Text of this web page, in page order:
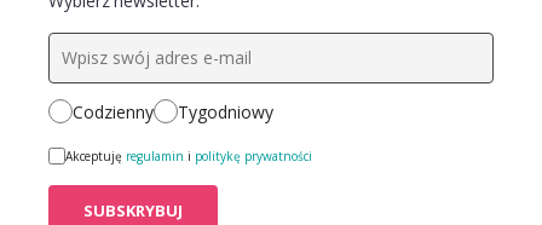
Codzienny Tygodniowy
Akceptuję regulamin i politykę prywatności